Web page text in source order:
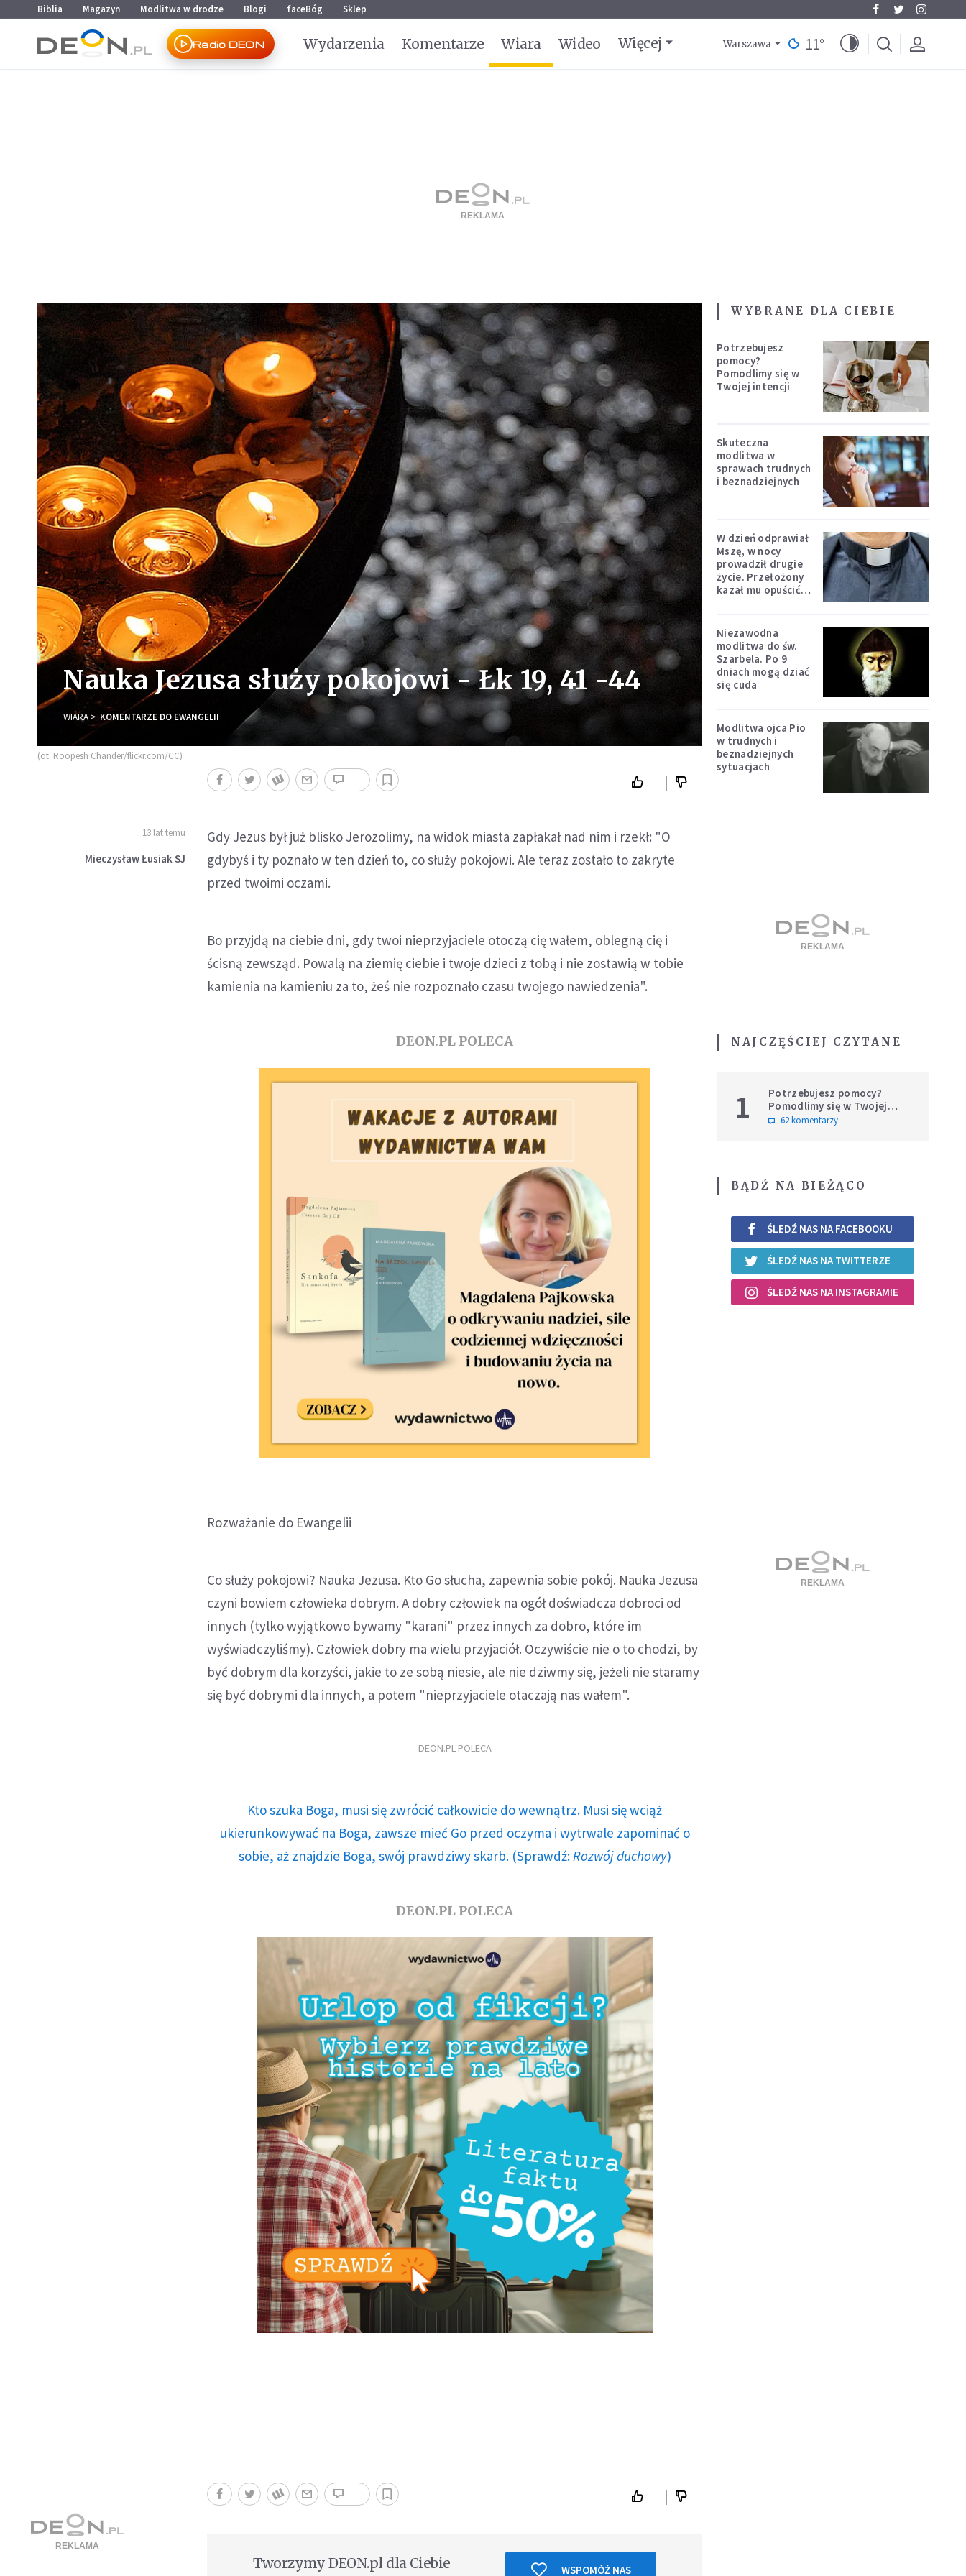
Przejdź do menu głównego
Przejdź do treści
Biblia Magazyn Modlitwa w drodze Blogi faceBóg Sklep
Radio DEON Wydarzenia Komentarze Wiara Wideo Więcej Warszawa 11°
Nauka Jezusa służy pokojowi - Łk 19, 41 -44
WIARA KOMENTARZE DO EWANGELII
(ot. Roopesh Chander/flickr.com/CC)
13 lat temu
Mieczysław Łusiak SJ
Gdy Jezus był już blisko Jerozolimy, na widok miasta zapłakał nad nim i rzekł: "O
gdybyś i ty poznało w ten dzień to, co służy pokojowi. Ale teraz zostało to zakryte
przed twoimi oczami.
Bo przyjdą na ciebie dni, gdy twoi nieprzyjaciele otoczą cię wałem, oblegną cię i
ścisną zewsząd. Powalą na ziemię ciebie i twoje dzieci z tobą i nie zostawią w tobie
kamienia na kamieniu za to, żeś nie rozpoznało czasu twojego nawiedzenia".
DEON.PL POLECA
Rozważanie do Ewangelii
Co służy pokojowi? Nauka Jezusa. Kto Go słucha, zapewnia sobie pokój. Nauka Jezusa
czyni bowiem człowieka dobrym. A dobry człowiek na ogół doświadcza dobroci od
innych (tylko wyjątkowo bywamy "karani" przez innych za dobro, które im
wyświadczyliśmy). Człowiek dobry ma wielu przyjaciół. Oczywiście nie o to chodzi, by
być dobrym dla korzyści, jakie to ze sobą niesie, ale nie dziwmy się, jeżeli nie staramy
się być dobrymi dla innych, a potem "nieprzyjaciele otaczają nas wałem".
DEON.PL POLECA
Kto szuka Boga, musi się zwrócić całkowicie do wewnątrz. Musi się wciąż
ukierunkowywać na Boga, zawsze mieć Go przed oczyma i wytrwale zapominać o
sobie, aż znajdzie Boga, swój prawdziwy skarb. (Sprawdź: Rozwój duchowy)
DEON.PL POLECA
Tworzymy DEON.pl dla Ciebie WSPOMÓŻ NAS
WYBRANE DLA CIEBIE
Potrzebujesz
pomocy?
Pomodlimy się w
Twojej intencji
Skuteczna
modlitwa w
sprawach trudnych
i beznadziejnych
W dzień odprawiał
Mszę, w nocy
prowadził drugie
życie. Przełożony
kazał mu opuścić
Niezawodna
modlitwa do św.
Szarbela. Po 9
dniach mogą dziać
się cuda
Modlitwa ojca Pio
w trudnych i
beznadziejnych
sytuacjach
NAJCZĘŚCIEJ CZYTANE
1
Potrzebujesz pomocy?
Pomodlimy się w Twojej
intencji
62 komentarzy
BĄDŹ NA BIEŻĄCO
ŚLEDŹ NAS NA FACEBOOKU
ŚLEDŹ NAS NA TWITTERZE
ŚLEDŹ NAS NA INSTAGRAMIE